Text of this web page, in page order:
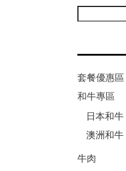
套餐優惠區
和牛專區
日本和牛
澳洲和牛
牛肉